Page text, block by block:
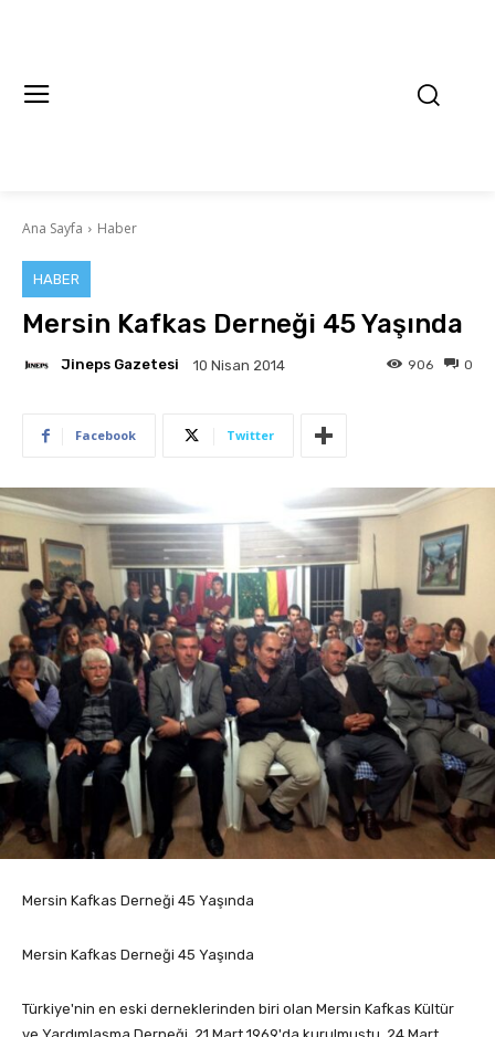
Ana Sayfa Haber
HABER
Mersin Kafkas Derneği 45 Yaşında
Jineps Gazetesi 10 Nisan 2014 0
906
Facebook Twitter
Mersin Kafkas Derneği 45 Yaşında
Mersin Kafkas Derneği 45 Yaşında
Türkiye'nin en eski derneklerinden biri olan Mersin Kafkas Kültür